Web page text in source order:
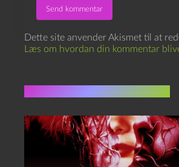
Dette site anvender Akismet til at
Læs om hvordan din kommentar